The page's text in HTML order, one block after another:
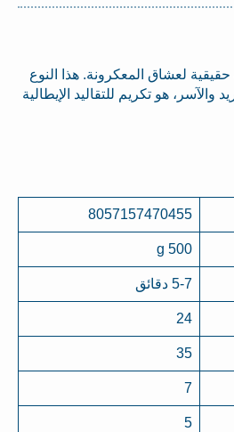
حقيقية لعشاق المعكرونة. هذا النوع
والآسر، هو تكريم للتقاليد الإيطالية
8057157470455
500 g
5-7 دقائق
24
35
7
5